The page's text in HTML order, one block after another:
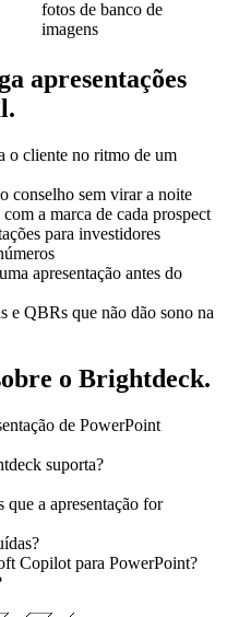
Tópicos básicos e
fotos de banco de
apresentações
o cliente no ritmo de um
conselho sem virar a noite
a marca de cada prospect
para investidores
apresentação antes do
o Brightdeck.
de PowerPoint
suporta?
a apresentação for
Copilot para PowerPoint?